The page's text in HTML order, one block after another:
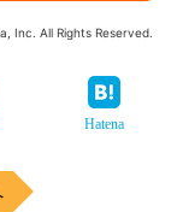
Inc. All Rights Reserved.
Hatena